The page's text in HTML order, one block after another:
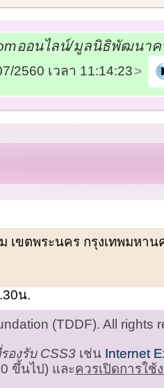
ออนไลน์/มูลนิธิพัฒนา
2560 เวลา 11:14:23
ขตพระนคร กรุงเทพมหาน
น.
(TDDF). All rights
องรับ CSS3 เช่น Internet
ขึ้นไป) และควรเปิดการใช้